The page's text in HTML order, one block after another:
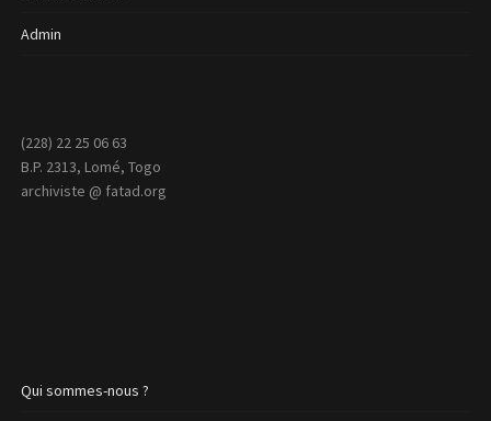
Admin
(228) 22 25 06 63
B.P. 2313, Lomé, Togo
archiviste @ fatad.org
Qui sommes-nous ?